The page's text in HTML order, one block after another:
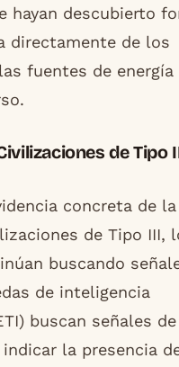
hayan descubierto
directamente de los
fuentes de energía
de Tipo
concreta de la
de Tipo III,
buscando
de inteligencia
buscan señales
la presencia